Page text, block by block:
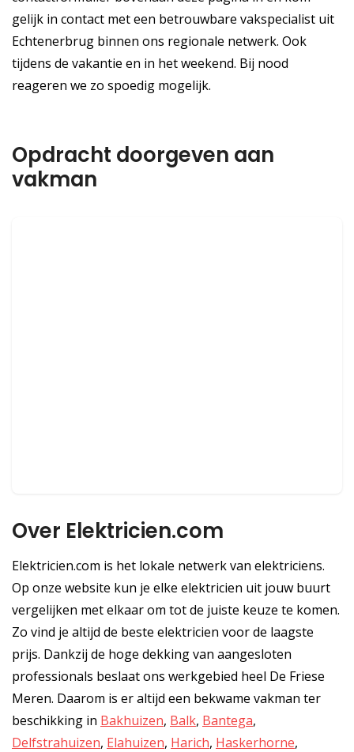
gelijk in contact met een betrouwbare vakspecialist uit
Echtenerbrug binnen ons regionale netwerk. Ook
tijdens de vakantie en in het weekend. Bij nood
reageren we zo spoedig mogelijk.
Opdracht doorgeven aan
vakman
Over Elektricien.com
Elektricien.com is het lokale netwerk van elektriciens.
Op onze website kun je elke elektricien uit jouw buurt
vergelijken met elkaar om tot de juiste keuze te komen.
Zo vind je altijd de beste elektricien voor de laagste
prijs. Dankzij de hoge dekking van aangesloten
professionals beslaat ons werkgebied heel De Friese
Meren. Daarom is er altijd een bekwame vakman ter
beschikking in Bakhuizen, Balk, Bantega,
Delfstrahuizen, Elahuizen, Harich, Haskerhorne,